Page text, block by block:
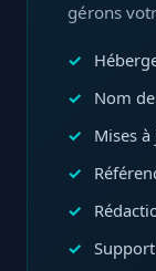
gérons
Nom
Mises